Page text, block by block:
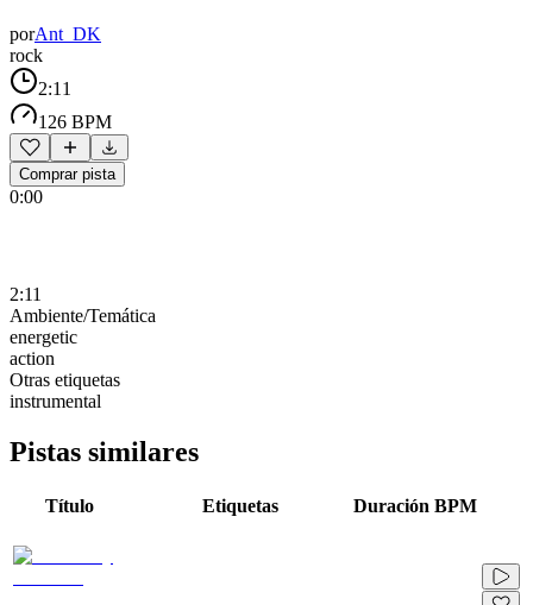
porAnt_DK
rock
2:11
126 BPM
Comprar pista
0:00
2:11
Ambiente/Temática
energetic
action
Otras etiquetas
instrumental
Pistas similares
Título Etiquetas Duración BPM